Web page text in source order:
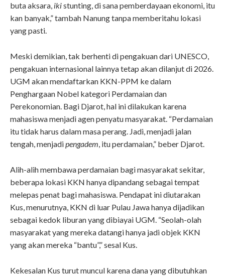
buta aksara, ikistunting, di sana pemberdayaan ekonomi, itu
kan banyak,” tambah Nanung tanpa memberitahu lokasi
yang pasti.
Meski demikian, tak berhenti di pengakuan dari UNESCO,
pengakuan internasional lainnya tetap akan dilanjut di 2026.
UGM akan mendaftarkan KKN-PPM ke dalam
Penghargaan Nobel kategori Perdamaian dan
Perekonomian. Bagi Djarot, hal ini dilakukan karena
mahasiswa menjadi agen penyatu masyarakat. “Perdamaian
itu tidak harus dalam masa perang. Jadi, menjadi jalan
tengah, menjadipengadem, itu perdamaian,” beber Djarot.
Alih-alih membawa perdamaian bagi masyarakat sekitar,
beberapa lokasi KKN hanya dipandang sebagai tempat
melepas penat bagi mahasiswa. Pendapat ini diutarakan
Kus, menurutnya, KKN di luar Pulau Jawa hanya dijadikan
sebagai kedok liburan yang dibiayai UGM. “Seolah-olah
masyarakat yang mereka datangi hanya jadi objek KKN
yang akan mereka “bantu”,” sesal Kus.
Kekesalan Kus turut muncul karena dana yang dibutuhkan